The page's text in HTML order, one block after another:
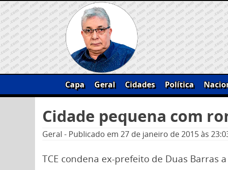
Skip
to
content
Capa Geral Cidades Política
por:
Cidade pequena com
Geral - Publicado em 27 de janeiro de 2015às
TCE condena ex-prefeito de Duas Barras